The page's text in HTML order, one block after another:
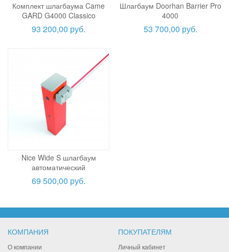
Комплект шлагбаума Came
GARD G4000 Classico
93 200,00 руб.
Шлагбаум Doorhan Barrier Pro
4000
53 700,00 руб.
Nice Wide S шлагбаум
автоматический
69 500,00 руб.
КОМПАНИЯ
О компании
ПОКУПАТЕЛЯМ
Личный кабинет